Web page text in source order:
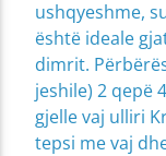
ushqyeshme,
është ideale
dimrit.
jeshile) 2 qepë
gjelle vaj ulliri
tepsi me vaj